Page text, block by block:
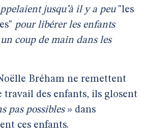
jusqu’à il y a peu "les
pour libérer les enfants
coup de main dans les
Bréham ne remettent
travail des enfants, ils glosent
pas possibles» dans
ces enfants.